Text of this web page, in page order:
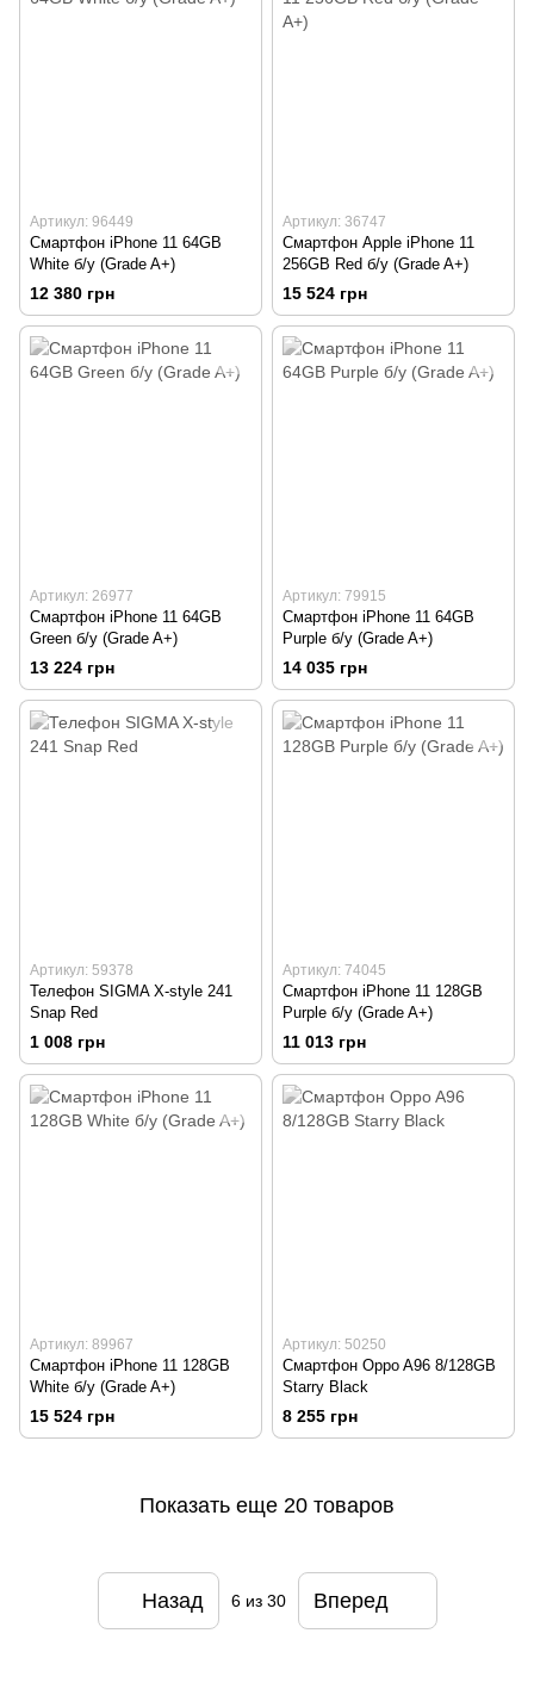
Артикул: 96449
Смартфон iPhone 11 64GB
White б/у (Grade A+)
12 380 грн
Артикул: 36747
Смартфон Apple iPhone 11
256GB Red б/у (Grade A+)
15 524 грн
Артикул: 26977
Смартфон iPhone 11 64GB
Green б/у (Grade A+)
13 224 грн
Артикул: 79915
Смартфон iPhone 11 64GB
Purple б/у (Grade A+)
14 035 грн
Артикул: 59378
Телефон SIGMA X-style 241
Snap Red
1 008 грн
Артикул: 74045
Смартфон iPhone 11 128GB
Purple б/у (Grade A+)
11 013 грн
Артикул: 89967
Смартфон iPhone 11 128GB
White б/у (Grade A+)
15 524 грн
Артикул: 50250
Смартфон Oppo A96 8/128GB
Starry Black
8 255 грн
Показать еще 20 товаров
Назад 6из 30 Вперед